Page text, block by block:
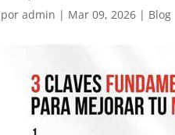
por admin | Mar 09, 2026 | Blog